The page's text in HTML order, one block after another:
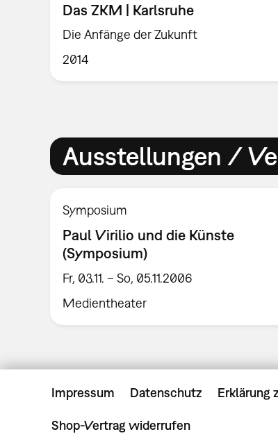
Das ZKM | Karlsruhe
Die Anfänge der Zukunft
2014
Ausstellungen /
Symposium
Paul Virilio und die Künste
(Symposium)
Fr, 03.11. – So, 05.11.2006
Medientheater
Impressum Datenschutz Erklärung
Shop-Vertrag widerrufen